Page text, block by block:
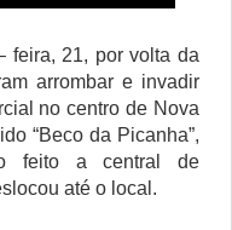
feira, 21, por volta da
arrombar e invadir
no centro de Nova
“Beco da Picanha”,
feito a central de
até o local.